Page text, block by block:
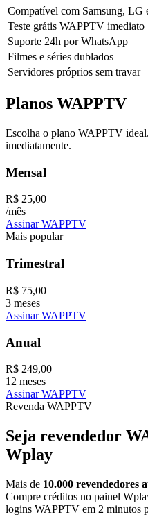
Compatível com Samsung, LG
Teste grátis WAPPTV imediato
Suporte 24h por WhatsApp
Filmes e séries dublados
Servidores próprios sem travar
Planos WAPPTV
Escolha o plano WAPPTV
imediatamente.
Mensal
R$ 25,00
/mês
Assinar WAPPTV
Mais popular
Trimestral
R$ 75,00
3 meses
Assinar WAPPTV
Anual
R$ 249,00
12 meses
Assinar WAPPTV
Revenda WAPPTV
Seja revendedor
Wplay
Mais de 10.000 revendedores
Compre créditos no painel
logins WAPPTV em 2 minutos